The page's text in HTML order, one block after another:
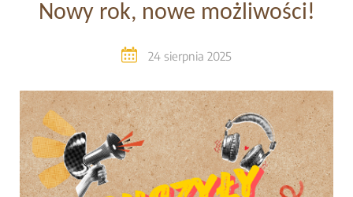
Nowy rok, nowe możliwości!
24 sierpnia 2025